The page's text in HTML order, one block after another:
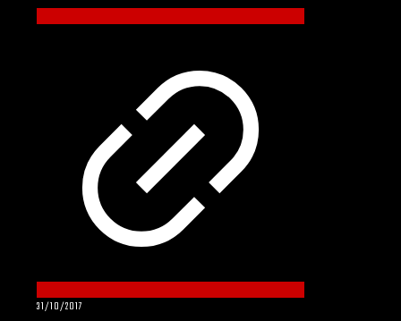
31/10/2017